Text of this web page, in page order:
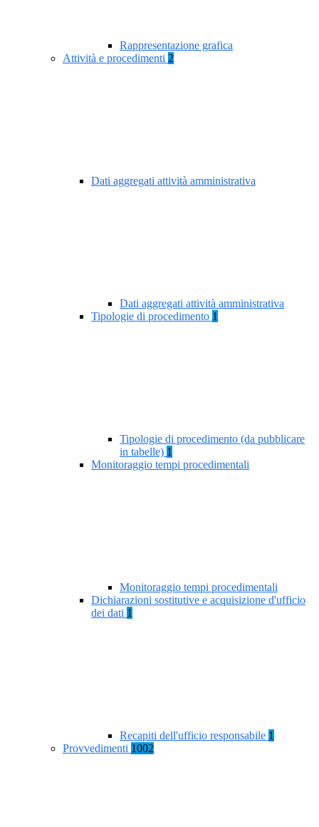
Rappresentazione grafica
Attività e procedimenti 2
Dati aggregati attività amministrativa
Dati aggregati attività amministrativa
Tipologie di procedimento 1
Tipologie di procedimento (da pubblicare
in tabelle) 1
Monitoraggio tempi procedimentali
Monitoraggio tempi procedimentali
Dichiarazioni sostitutive e acquisizione d'ufficio
dei dati 1
Recapiti dell'ufficio responsabile 1
Provvedimenti 1002